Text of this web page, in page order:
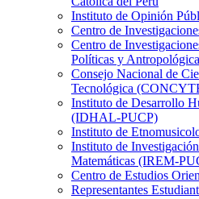
Instituto de Opinión
Centro de
Centro de
Políticas y
Consejo Nacional de
Tecnológica
Instituto de Desarrollo
(IDHAL-PUCP)
Instituto de
Instituto de
Matemáticas (IREM-
Centro de Estudios
Representantes